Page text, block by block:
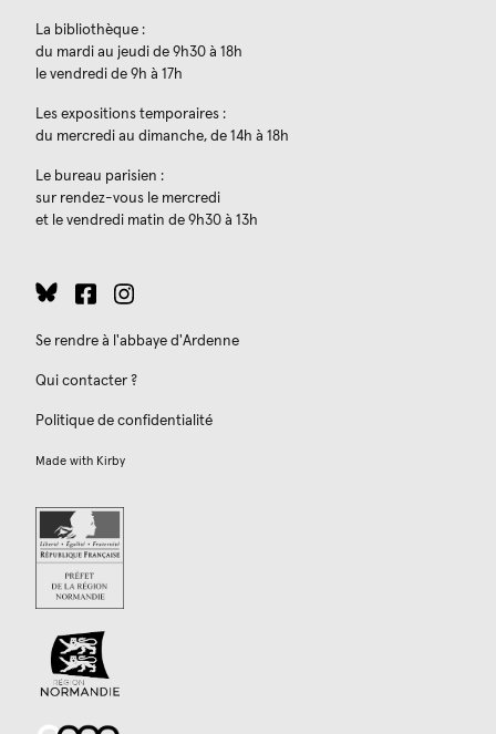
La bibliothèque :
du mardi au jeudi de 9h30 à 18h
le vendredi de 9h à 17h
Les expositions temporaires :
du mercredi au dimanche, de 14h à 18h
Le bureau parisien :
sur rendez-vous le mercredi
et le vendredi matin de 9h30 à 13h
Se rendre à l'abbaye d'Ardenne
Qui contacter ?
Politique de confidentialité
Made with Kirby